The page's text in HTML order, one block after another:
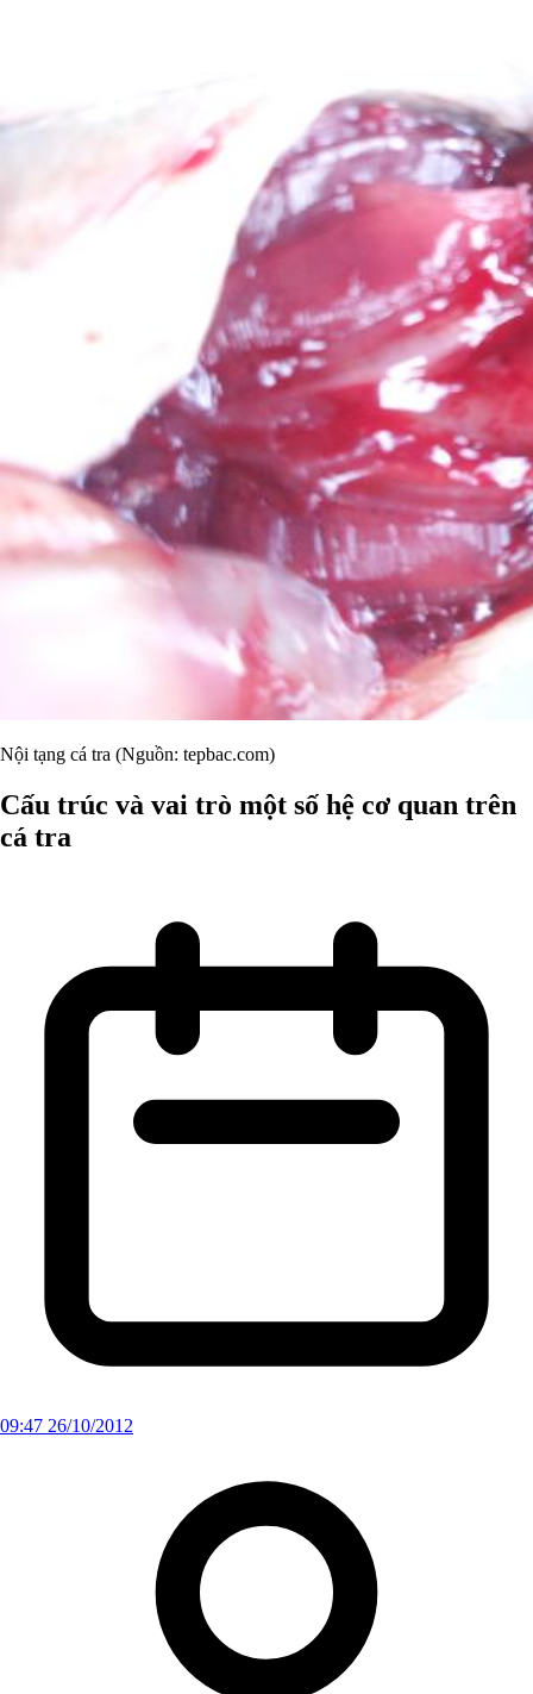
Nội tạng cá tra (Nguồn: tepbac.com)
Cấu trúc và vai trò một số hệ cơ quan trên
cá tra
09:47 26/10/2012